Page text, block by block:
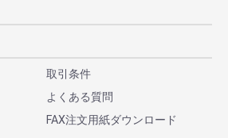
取引条件
よくある質問
FAX注文用紙ダウンロード